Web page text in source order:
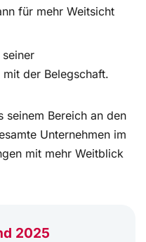
für mehr Weitsicht
der Belegschaft.
seinem Bereich an den
Unternehmen im
mit mehr Weitblick
2025